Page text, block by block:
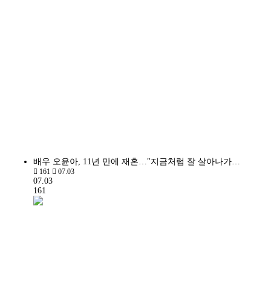
배우 오윤아, 11년 만에 재혼…"지금처럼 잘 살아나가…
161 07.03
07.03
161